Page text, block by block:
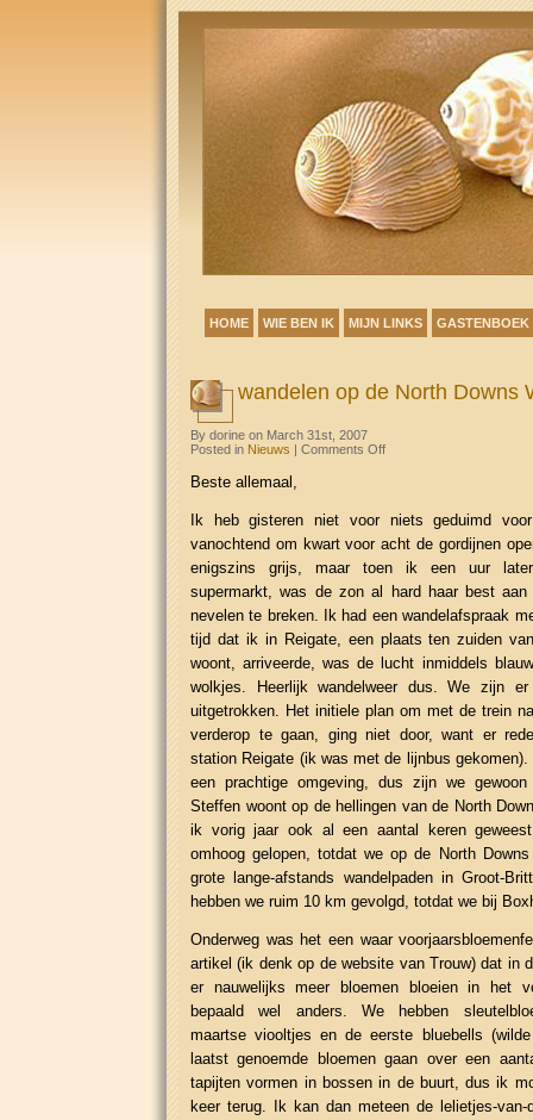
HOME WIE BEN IK MIJN LINKS GASTENBOEK
wandelen op de North Downs
By dorine on March 31st, 2007
Posted in Nieuws | Comments Offon
Downs
Way
Beste allemaal,
Ik heb gisteren niet voor niets geduimd
vanochtend om kwart voor acht de gordijnen
enigszins grijs, maar toen ik een uur
supermarkt, was de zon al hard haar best
nevelen te breken. Ik had een wandelafspraak
tijd dat ik in Reigate, een plaats ten zuiden
woont, arriveerde, was de lucht inmiddels
wolkjes. Heerlijk wandelweer dus. We zijn
uitgetrokken. Het initiele plan om met de trein
verderop te gaan, ging niet door, want er
station Reigate (ik was met de lijnbus
een prachtige omgeving, dus zijn we gewoon
Steffen woont op de hellingen van de North
ik vorig jaar ook al een aantal keren
omhoog gelopen, totdat we op de North
grote lange-afstands wandelpaden in Groot-
hebben we ruim 10 km gevolgd, totdat we bij
Onderweg was het een waar
artikel (ik denk op de website van Trouw) dat in
er nauwelijks meer bloemen bloeien in het
bepaald wel anders. We hebben
maartse viooltjes en de eerste bluebells
laatst genoemde bloemen gaan over een
tapijten vormen in bossen in de buurt, dus ik
keer terug. Ik kan dan meteen de lelietjes-van-